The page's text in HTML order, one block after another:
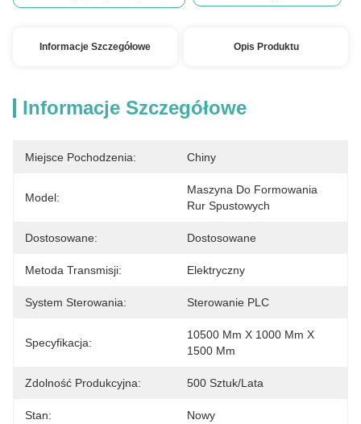
Informacje Szczegółowe Opis Produktu
Informacje Szczegółowe
Miejsce Pochodzenia: Chiny
Model:
Maszyna Do Formowania
Rur Spustowych
Dostosowane: Dostosowane
Metoda Transmisji: Elektryczny
System Sterowania: Sterowanie PLC
Specyfikacja:
10500 Mm X 1000 Mm X
1500 Mm
Zdolność Produkcyjna: 500 Sztuk/lata
Stan: Nowy